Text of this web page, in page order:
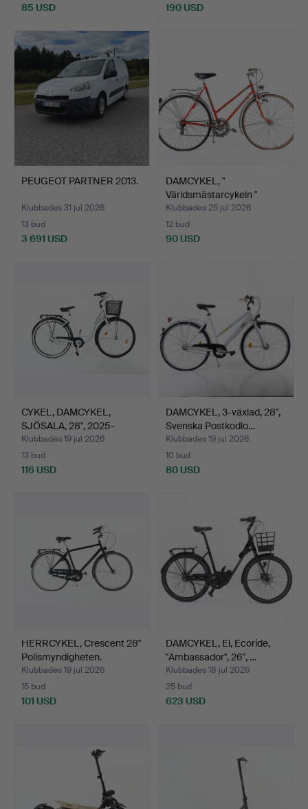
85 USD 190 USD
PEUGEOT PARTNER 2013.
Klubbades 31 jul 2026
13 bud
3 691 USD
DAMCYKEL, "
Världsmästarcykeln "
Crescent …
Klubbades 25 jul 2026
12 bud
90 USD
CYKEL, DAMCYKEL,
SJÖSALA, 28", 2025-
5000-B…
Klubbades 19 jul 2026
13 bud
116 USD
DAMCYKEL, 3-växlad, 28",
Svenska Postkodlo…
Klubbades 19 jul 2026
10 bud
80 USD
HERRCYKEL, Crescent 28"
Polismyndigheten.
Klubbades 19 jul 2026
15 bud
101 USD
DAMCYKEL, El, Ecoride,
"Ambassador", 26", …
Klubbades 18 jul 2026
25 bud
623 USD